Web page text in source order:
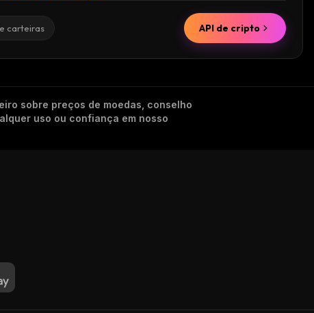
carteiras API de cripto
sobre preços de moedas, conselho
uso ou confiança em nosso